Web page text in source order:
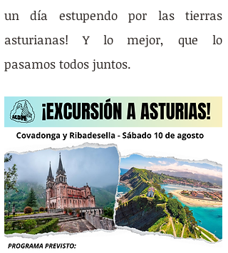
un día estupendo por las tierras
asturianas! Y lo mejor, que lo
pasamos todos juntos.